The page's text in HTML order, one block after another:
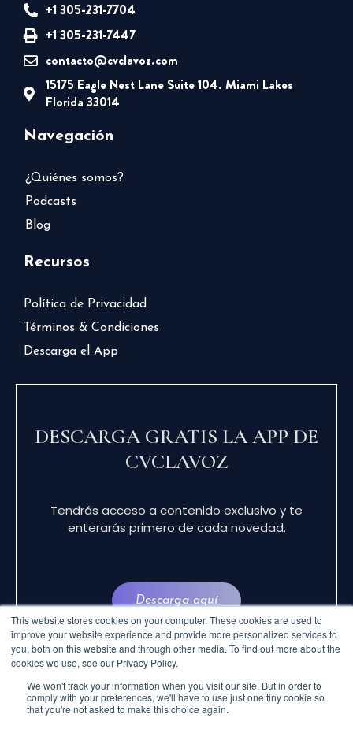
This website stores cookies on your computer. These cookies are used to
improve your website experience and provide more personalized services to
you, both on this website and through other media. To find out more about the
cookies we use, see our Privacy Policy.
We won't track your information when you visit our site. But in order to
comply with your preferences, we'll have to use just one tiny cookie so
that you're not asked to make this choice again.
+1 305-231-7704
+1 305-231-7447
contacto@cvclavoz.com
15175 Eagle Nest Lane Suite 104. Miami Lakes
Florida 33014
Navegación
¿Quiénes somos?
Podcasts
Blog
Recursos
Política de Privacidad
Términos & Condiciones
Descarga el App
DESCARGA GRATIS LA APP DE
CVCLAVOZ
Tendrás acceso a contenido exclusivo y te
enterarás primero de cada novedad.
Descarga aquí